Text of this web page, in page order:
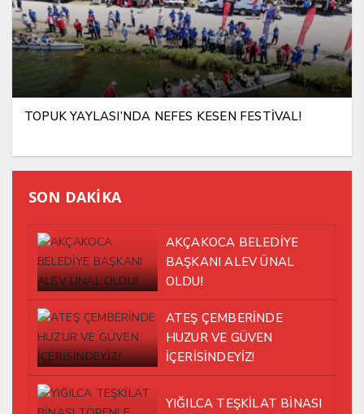
TOPUK YAYLASI’NDA NEFES KESEN FESTİVAL!
SON DAKİKA
AKÇAKOCA BELEDİYE
BAŞKANI ALEV ÜNAL
OLDU!
ATEŞ ÇEMBERİNDE
HUZUR VE GÜVEN
İÇERİSİNDEYİZ!
YIĞILCA TEŞKİLAT BİNASI